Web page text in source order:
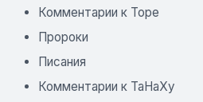
Комментарии к Торе
Пророки
Писания
Комментарии к ТаНаХу